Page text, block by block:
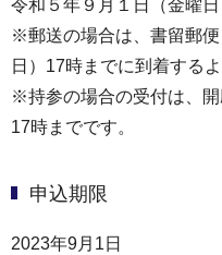
令和５年９月１日（金曜
※郵送の場合は、書留郵
日）17時までに到着する
※持参の場合の受付は、
17時までです。
申込期限
2023年9月1日